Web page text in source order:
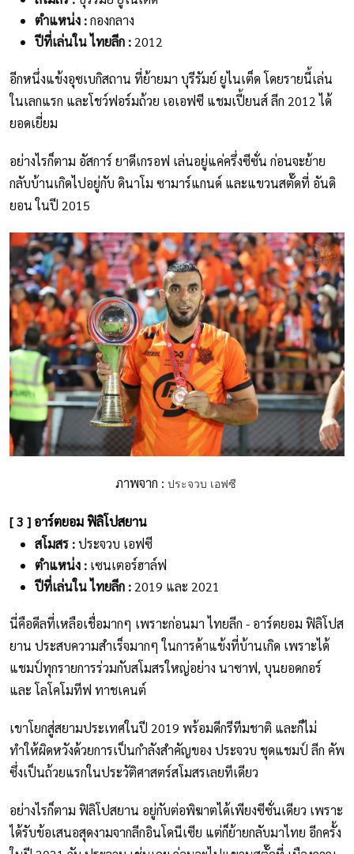
ตำแหน่ง :กองกลาง
ปีที่เล่นใน ไทยลีก :2012
อีกหนึ่งแข้งอุซเบกิสถาน ที่ย้ายมา บุรีรัมย์ ยูไนเต็ด โดยรายนี้เล่น
ในเลกแรก และโชว์ฟอร์มถ้วย เอเอฟซี แชมเปี้ยนส์ ลีก 2012 ได้
ยอดเยี่ยม
อย่างไรก็ตาม อัสการ์ ยาดีเกรอฟ เล่นอยู่แค่ครึ่งซีซั่น ก่อนจะย้าย
กลับบ้านเกิดไปอยู่กับ ดินาโม ซามาร์แกนด์ และแขวนสตั๊ดที่ อันดิ
ยอน ในปี 2015
ภาพจาก : ประจวบ เอฟซี
[ 3 ] อาร์ตยอม ฟิลิโปสยาน
สโมสร :ประจวบ เอฟซี
ตำแหน่ง : เซนเตอร์ฮาล์ฟ
ปีที่เล่นใน ไทยลีก :2019 และ 2021
นี่คือดีลที่เหลือเชื่อมากๆ เพราะก่อนมา ไทยลีก - อาร์ตยอม ฟิลิโปส
ยาน ประสบความสำเร็จมากๆ ในการค้าแข้งที่บ้านเกิด เพราะได้
แชมป์ทุกรายการร่วมกับสโมสรใหญ่อย่าง นาซาฟ, บุนยอดกอร์
และ โลโคโมทีฟ ทาชเคนต์
เขาโยกสู่สยามประเทศในปี 2019 พร้อมดีกรีทีมชาติ และก็ไม่
ทำให้ผิดหวังด้วยการเป็นกำลังสำคัญของ ประจวบ ชุดแชมป์ ลีก คัพ
ซึ่งเป็นถ้วยแรกในประวัติศาสตร์สโมสรเลยทีเดียว
อย่างไรก็ตาม ฟิลิโปสยาน อยู่กับต่อพิฆาตได้เพียงซีซั่นเดียว เพราะ
ได้รับข้อเสนอสุดงามจากลีกอินโดนีเซีย แต่ก็ย้ายกลับมาไทย อีกครั้ง